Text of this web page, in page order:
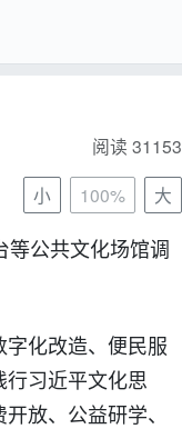
阅读 31153
小
100% 大
等公共文化场馆调
化改造、便民服
习近平文化思
放、公益研学、